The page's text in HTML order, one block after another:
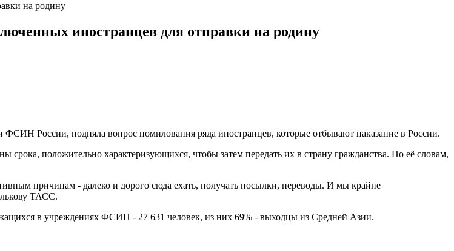
на родину
иностранцев для отправки на родину
России, подняла вопрос помилования ряда иностранцев, которые отбывают наказание в России.
срока, положительно характеризующихся, чтобы затем передать их в страну гражданства. По её словам,
причинам - далеко и дорого сюда ехать, получать посылки, переводы. И мы крайне
ТАСС.
в учреждениях ФСИН - 27 631 человек, из них 69% - выходцы из Средней Азии.